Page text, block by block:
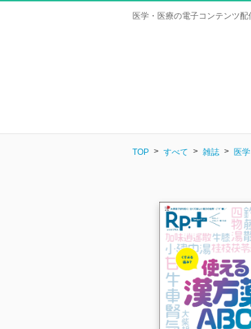
医学・医療の電子コンテンツ配
TOP すべて 雑誌 医学